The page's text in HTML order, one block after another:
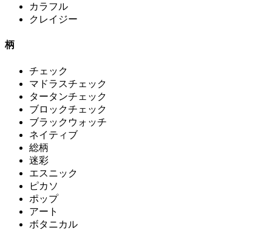
カラフル
クレイジー
柄
チェック
マドラスチェック
タータンチェック
ブロックチェック
ブラックウォッチ
ネイティブ
総柄
迷彩
エスニック
ピカソ
ポップ
アート
ボタニカル